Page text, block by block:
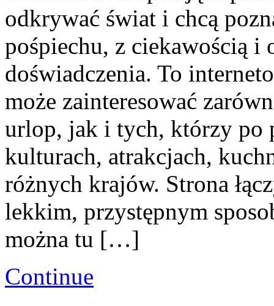
odkrywać świat i chcą
pośpiechu, z ciekawością i
doświadczenia. To
może zainteresować
urlop, jak i tych, którzy po
kulturach, atrakcjach,
różnych krajów. Strona
lekkim, przystępnym
można tu […]
Continue